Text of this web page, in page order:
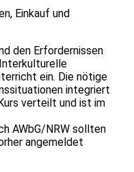
Einkauf und
den Erfordernissen
ein. Die nötige
integriert
verteilt und ist im
AWbG/NRW sollten
angemeldet